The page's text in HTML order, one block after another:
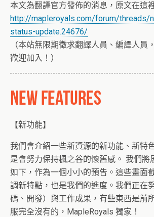
本文為翻譯官方發佈的消息，原文在這
http://mapleroyals.com/forum/threads/
status-update.24676/
（本站無限期徵求翻譯人員、編譯人員
歡迎加入！）
【新功能】
我們會介紹一些新資源的新功能、新特
是會努力保持楓之谷的懷舊感。 我們將
如下，作為一個小小的預告。這些畫面
調新特點，也是我們的進度。我們正在
碼、開發）與工作成果，有些東西是前
服完全沒有的，MapleRoyals 獨家！